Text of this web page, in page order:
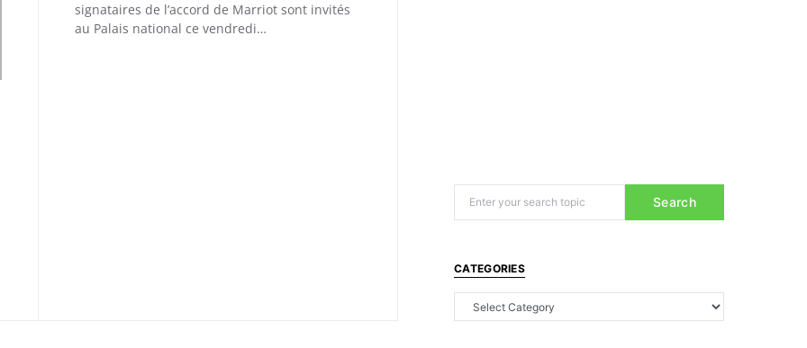
signataires de l’accord de Marriot sont invités
au Palais national ce vendredi…
Search
CATEGORIES